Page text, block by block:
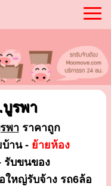
รพา
พาราคาถูก
บ้าน - ย้ายห้อง
รับขนของ
ใหญ่รับจ้าง รถ6ล้อ